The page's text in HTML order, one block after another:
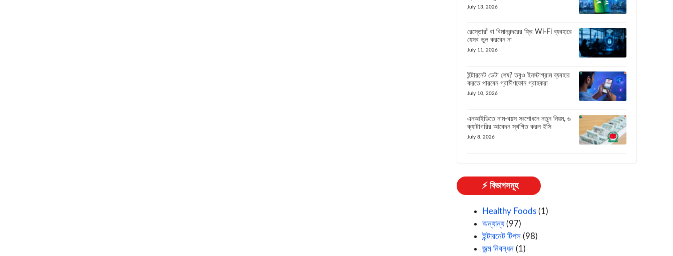
July 13, 2026
রেস্তোরাঁ বা বিমানবন্দরের ফ্রি Wi-Fi ব্যবহারে
যেসব ভুল করবেন না
July 11, 2026
ইন্টারনেট ডেটা শেষ? তবুও ইনস্টাগ্রাম ব্যবহার
করতে পারবেন গ্রামীণফোন গ্রাহকরা
July 10, 2026
এনআইডিতে নাম-বয়স সংশোধনে নতুন নিয়ম, ৬
ক্যাটাগরির আবেদন স্থগিত করল ইসি
July 8, 2026
⚡ বিভাগসমূহ
Healthy Foods (1)
অন্যান্য(97)
ইন্টারনেট টিপস (98)
জন্ম নিবন্ধন (1)